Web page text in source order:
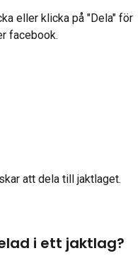
eller klicka på "Dela" för
facebook.
att dela till jaktlaget.
i ett jaktlag?